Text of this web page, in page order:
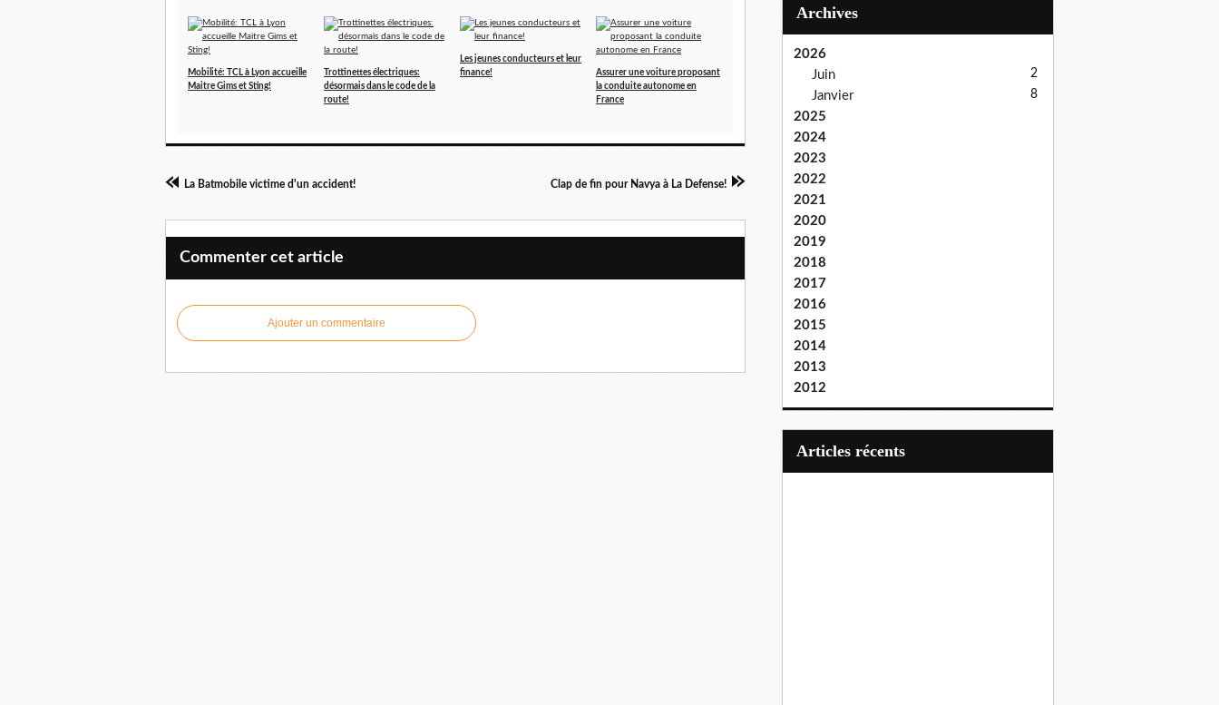
Mobilité: TCL à Lyon accueille
Maitre Gims et Sting!
Trottinettes électriques:
désormais dans le code de la
route!
Les jeunes conducteurs et leur
finance!
Assurer une voiture proposant
la conduite autonome en
France
La Batmobile victime d'un accident! Clap de fin pour Navya à La Defense!
Commenter cet article
Ajouter un commentaire
Archives
2026
Juin
2
Janvier 8
2025
2024
2023
2022
2021
2020
2019
2018
2017
2016
2015
2014
2013
2012
articles récents